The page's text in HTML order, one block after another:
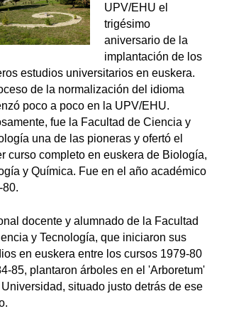
UPV/EHU el
trigésimo
aniversario de la
implantación de los
estudios universitarios en euskera.
de la normalización del idioma
poco a poco en la UPV/EHU.
fue la Facultad de Ciencia y
una de las pioneras y ofertó el
curso completo en euskera de Biología,
y Química. Fue en el año académico
80.
docente y alumnado de la Facultad
y Tecnología, que iniciaron sus
en euskera entre los cursos 1979-80
85, plantaron árboles en el 'Arboretum'
situado justo detrás de ese